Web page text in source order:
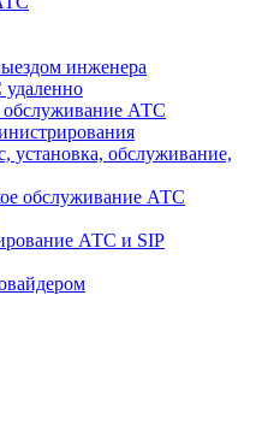
инженера
обслуживание АТС
обслуживание,
обслуживание АТС
АТС и SIP